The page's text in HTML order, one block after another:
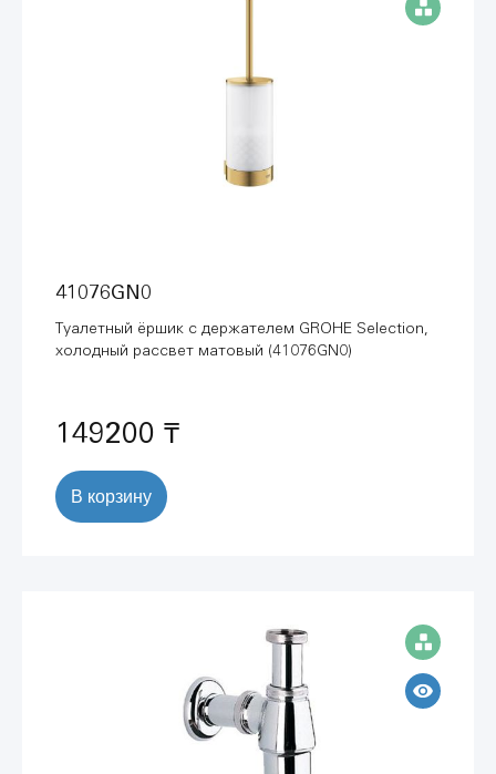
41076GN0
Tуалетный ёршик с держателем GROHE Selection,
холодный рассвет матовый (41076GN0)
149200 ₸
В корзину